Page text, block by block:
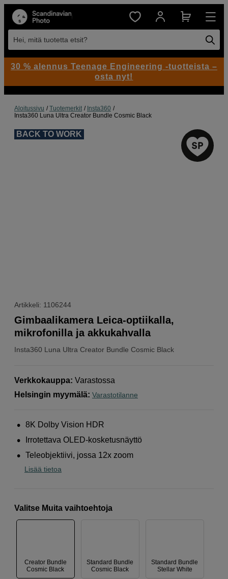
Hei, mitä tuotetta etsit?
Aloitussivu Tuotemerkit
Insta360
Insta360 Luna Ultra Creator Bundle Cosmic Black
BACK TO WORK
Artikkeli: 1106244
Insta360 Luna Ultra Creator Bundle Cosmic Black
Gimbaalikamera Leica-optiikalla,
mikrofonilla ja akkukahvalla
Verkkokauppa: Varastossa
Helsingin myymälä: Varastotilanne
8K Dolby Vision HDR
Irrotettava OLED-kosketusnäyttö
Teleobjektiivi, jossa 12x zoom
Lisää tietoa
Valitse Muita vaihtoehtoja
Creator Bundle
Cosmic Black
Standard Bundle
Cosmic Black
Standard Bundle
Stellar White
30 % alennus Teenage Engineering -tuotteista –
osta nyt!